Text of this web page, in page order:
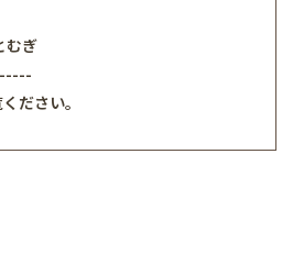
むぎ
ださい。